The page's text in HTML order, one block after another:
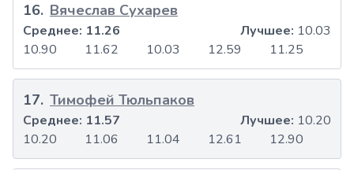
16. Вячеслав Сухарев
10.90 11.62 10.03 12.59 11.25
Среднее: 11.26 Лучшее: 10.03
17. Тимофей Тюльпаков
10.20 11.06 11.04 12.61 12.90
Среднее: 11.57 Лучшее: 10.20